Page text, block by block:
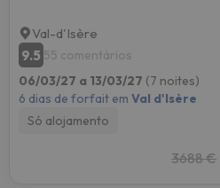
Val-d'Isère
9.5 55 comentários
06/03/27 a 13/03/27 (7 noites)
6 dias de forfait em Val d'Isère
Só alojamento
3688 €